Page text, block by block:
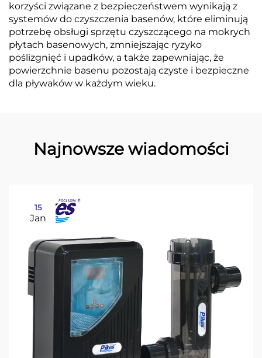
korzyści związane z bezpieczeństwem wynikają z
systemów do czyszczenia basenów, które eliminują
potrzebę obsługi sprzętu czyszczącego na mokrych
płytach basenowych, zmniejszając ryzyko
poślizgnięć i upadków, a także zapewniając, że
powierzchnie basenu pozostają czyste i bezpieczne
dla pływaków w każdym wieku.
Najnowsze wiadomości
15
Jan